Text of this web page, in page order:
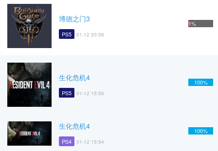
博德之门3
PS5 01-12 20:56
1%
生化危机4
PS5 01-12 15:56
100%
生化危机4
PS4 01-12 15:54
100%